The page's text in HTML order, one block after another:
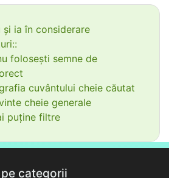
și ia în considerare
folosești semne de
cuvântului cheie căutat
cheie generale
puține filtre
categorii